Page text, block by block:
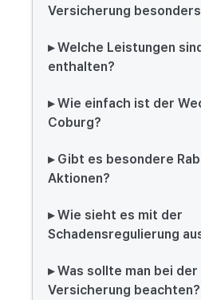
Versicherung
▸ Welche Leistungen
enthalten?
▸ Wie einfach ist der
Coburg?
▸ Gibt es besondere
Aktionen?
▸ Wie sieht es mit der
Schadensregulierung
▸ Was sollte man bei der
Versicherung beachten?